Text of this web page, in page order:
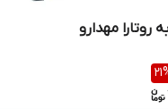
روتارا مهدارو
21